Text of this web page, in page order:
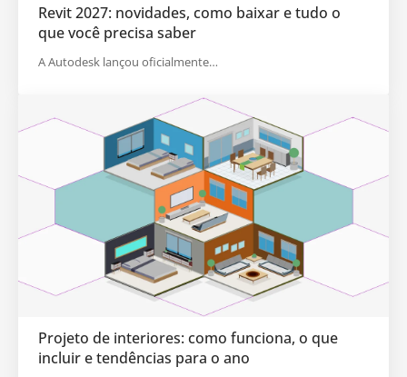
Revit 2027: novidades, como baixar e tudo o
que você precisa saber
A Autodesk lançou oficialmente…
Projeto de interiores: como funciona, o que
incluir e tendências para o ano